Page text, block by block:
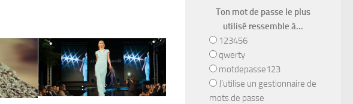
Ton mot de passe le plus
utilisé ressemble à...
123456
qwerty
motdepasse123
J’utilise un gestionnaire de
mots de passe